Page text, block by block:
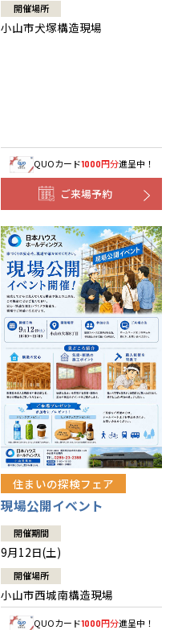
開催場所
小山市犬塚構造現場
QUOカード1000円分進呈中！
ご来場予約
住まいの探検フェア
現場公開イベント
開催期間
9月12日(土)
開催場所
小山市西城南構造現場
QUOカード1000円分進呈中！